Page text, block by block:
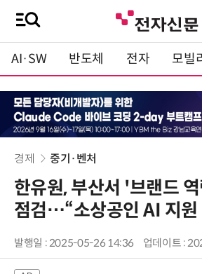
AI·SW 반도체 전자 모빌
경제 중기·벤처
한유원, 부산서 '브랜드
점검…“소상공인 AI 지원
발행일 : 2025-05-26 14:36 업데이트 :